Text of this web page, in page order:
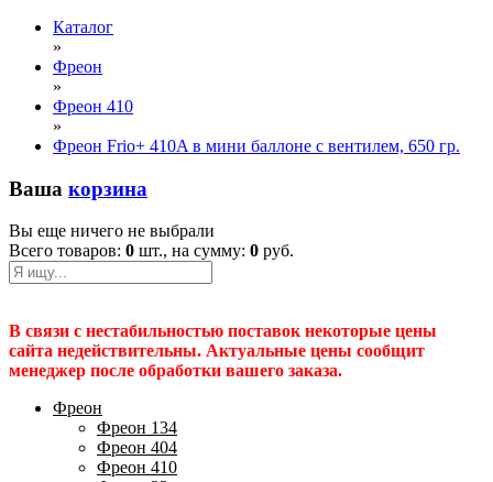
Каталог
»
Фреон
»
Фреон 410
»
Фреон Frio+ 410A в мини баллоне с вентилем, 650 гр.
Ваша корзина
Вы еще ничего не выбрали
Всего товаров: 0 шт., на сумму: 0 руб.
В связи с нестабильностью поставок некоторые цены
сайта недействительны. Актуальные цены сообщит
менеджер после обработки вашего заказа.
Фреон
Фреон 134
Фреон 404
Фреон 410